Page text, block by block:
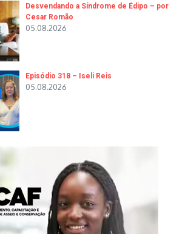
Desvendando a Síndrome de Édipo – por
Cesar Romão
05.08.2026
Episódio 318 – Iseli Reis
05.08.2026